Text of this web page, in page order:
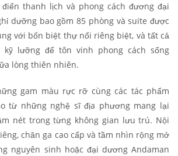
thanh lịch và phong cách đương đại
dưỡng bao gồm 85 phòng và suite được
với bốn biệt thự nổi riêng biệt, và tất cả
lưỡng để tôn vinh phong cách sống
lòng thiên nhiên.
gam màu rực rỡ cùng các tác phẩm
từ những nghệ sĩ địa phương mang lại
nét trong từng không gian lưu trú. Nội
chăn ga cao cấp và tầm nhìn rộng mở
nguyên sinh hoặc đại dương Andaman